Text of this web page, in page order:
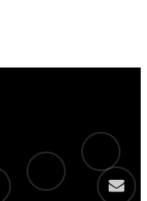
telegram
tiktok
email